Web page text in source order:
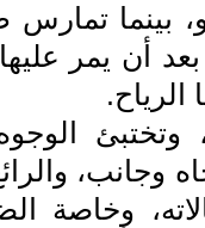
بينما تمارس
أن يمر عليها
وجانب،
وخاصة